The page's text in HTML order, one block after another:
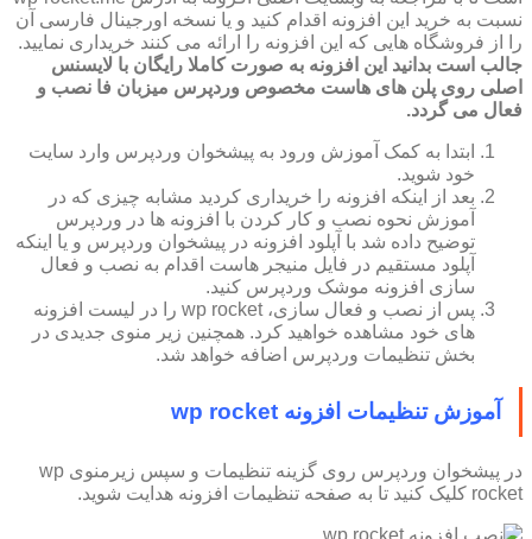
نسبت به خرید این افزونه اقدام کنید و یا نسخه اورجینال فارسی آن
را از فروشگاه هایی که این افزونه را ارائه می کنند خریداری نمایید.
جالب است بدانید این افزونه به صورت کاملا رایگان با لایسنس
اصلی روی پلن های هاست مخصوص وردپرس میزبان فا نصب و
فعال می گردد.
ابتدا به کمک آموزش ورود به پیشخوان وردپرس وارد سایت
خود شوید.
بعد از اینکه افزونه را خریداری کردید مشابه چیزی که در
آموزش نحوه نصب و کار کردن با افزونه ها در وردپرس
توضیح داده شد با آپلود افزونه در پیشخوان وردپرس و یا اینکه
آپلود مستقیم در فایل منیجر هاست اقدام به نصب و فعال
سازی افزونه موشک وردپرس کنید.
پس از نصب و فعال سازی، wp rocket را در لیست افزونه
های خود مشاهده خواهید کرد. همچنین زیر منوی جدیدی در
بخش تنظیمات وردپرس اضافه خواهد شد.
آموزش تنظیمات افزونه wp rocket
در پیشخوان وردپرس روی گزینه تنظیمات و سپس زیرمنوی wp
rocket کلیک کنید تا به صفحه تنظیمات افزونه هدایت شوید.